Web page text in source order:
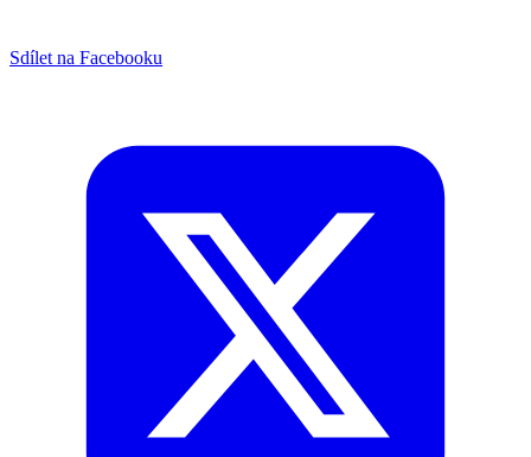
Sdílet na Facebooku